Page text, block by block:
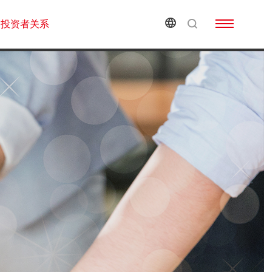
投资者关系